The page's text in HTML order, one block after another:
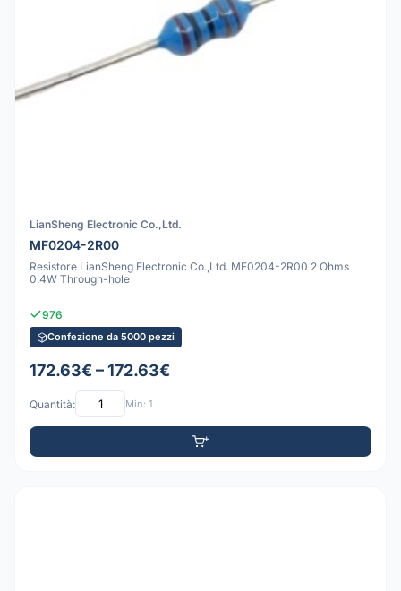
LianSheng Electronic Co.,Ltd.
MF0204-2R00
Resistore LianSheng Electronic Co.,Ltd. MF0204-2R00 2 Ohms
0.4W Through-hole
976
Confezione da 5000 pezzi
172.63€ – 172.63€
Quantità: Min: 1